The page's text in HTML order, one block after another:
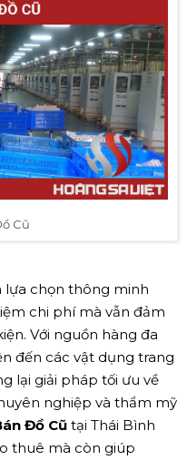
Cũ
lựa chọn thông minh
chi phí mà vẫn đảm
Với nguồn hàng đa
đến các vật dụng trang
lại giải pháp tối ưu về
nghiệp và thẩm mỹ
Đồ Cũ tại Thái Bình
thuê mà còn giúp